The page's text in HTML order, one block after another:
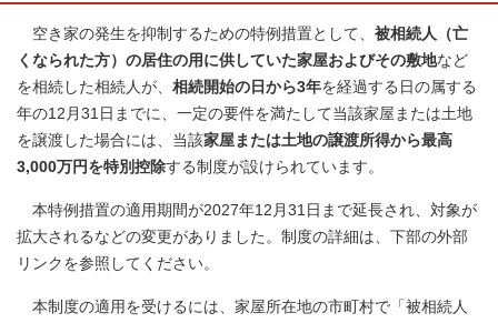
空き家の発生を抑制するための特例措置として、 被相続人（亡
くなられた方）の居住の用に供していた家屋およびその敷地など
を相続した相続人が、 相続開始の日から3年を経過する日の属する
年の12月31日までに、一定の要件を満たして当該家屋または土地
を譲渡した場合には、当該家屋または土地の譲渡所得から最高
3,000万円を特別控除する制度が設けられています。
本特例措置の適用期間が2027年12月31日まで延長され、対象が
拡大されるなどの変更がありました。制度の詳細は、下部の外部
リンクを参照してください。
本制度の適用を受けるには、家屋所在地の市町村で「被相続人